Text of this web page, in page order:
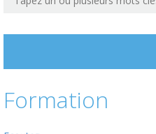
Formation